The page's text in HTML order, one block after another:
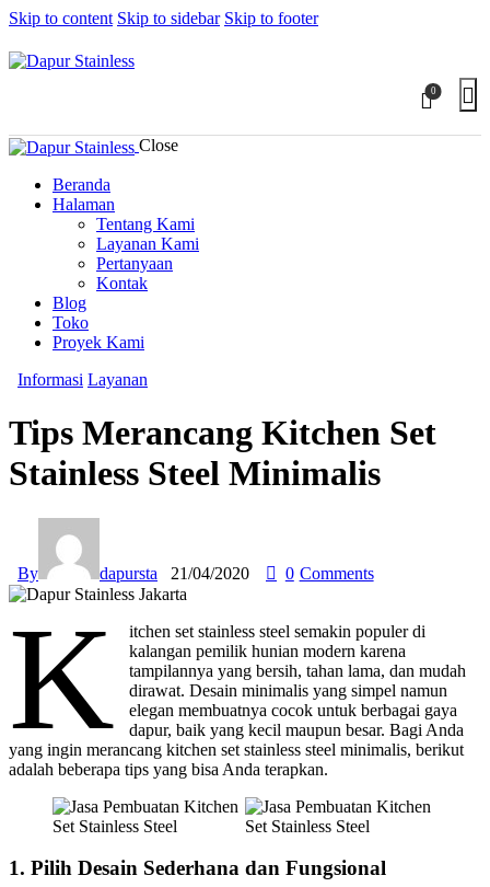
Skip to content Skip to sidebar Skip to footer
0
Close
Beranda
Halaman
Tentang Kami
Layanan Kami
Pertanyaan
Kontak
Blog
Toko
Proyek Kami
Informasi Layanan
Tips Merancang Kitchen Set
Stainless Steel Minimalis
By dapursta 21/04/2020 0 Comments
K
itchen set stainless steel semakin populer di
kalangan pemilik hunian modern karena
tampilannya yang bersih, tahan lama, dan mudah
dirawat. Desain minimalis yang simpel namun
elegan membuatnya cocok untuk berbagai gaya
dapur, baik yang kecil maupun besar. Bagi Anda
yang ingin merancang kitchen set stainless steel minimalis, berikut
adalah beberapa tips yang bisa Anda terapkan.
1. Pilih Desain Sederhana dan Fungsional